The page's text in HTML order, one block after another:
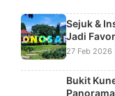
Sejuk &
Jadi
27 Feb 2026
Bukit